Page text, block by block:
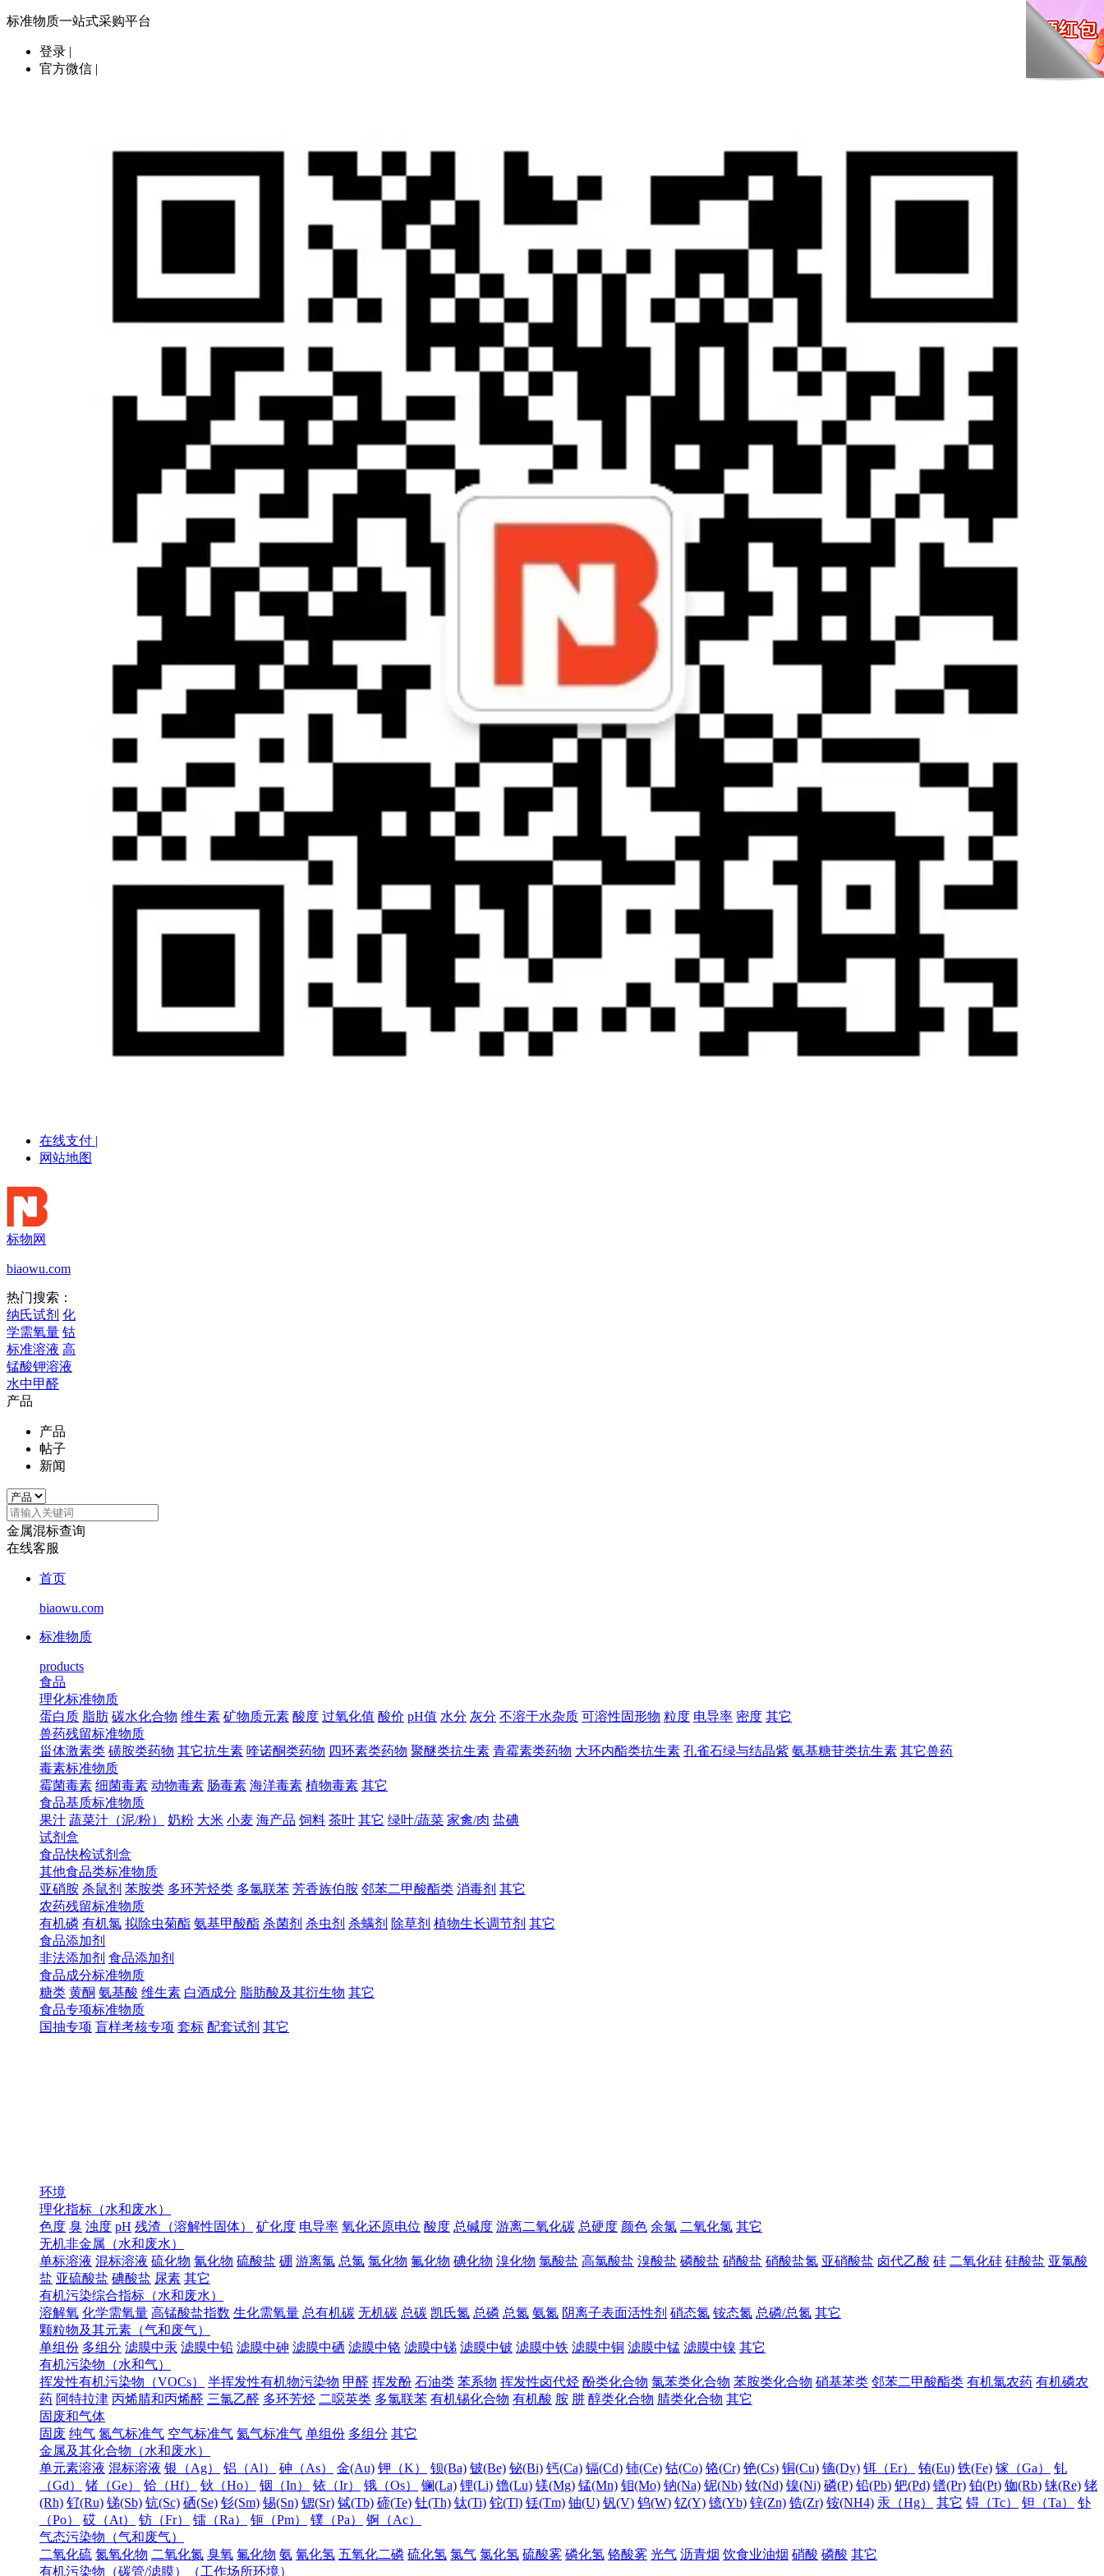
标准物质一站式采购平台
登录 |
官方微信 |
在线支付 |
网站地图
标物网
biaowu.com
热门搜索：
纳氏试剂 化
学需氧量 钴
标准溶液 高
锰酸钾溶液
水中甲醛
产品
产品
帖子
新闻
金属混标查询
在线客服
首页
biaowu.com
标准物质
products
食品
理化标准物质
蛋白质 脂肪 碳水化合物 维生素 矿物质元素 酸度 过氧化值 酸价 pH值 水分 灰分 不溶于水杂质 可溶性固形物 粒度 电导率 密度 其它
兽药残留标准物质
甾体激素类 磺胺类药物 其它抗生素 喹诺酮类药物 四环素类药物 聚醚类抗生素 青霉素类药物 大环内酯类抗生素 孔雀石绿与结晶紫 氨基糖苷类抗生素 其它兽药
毒素标准物质
霉菌毒素 细菌毒素 动物毒素 肠毒素 海洋毒素 植物毒素 其它
食品基质标准物质
果汁 蔬菜汁（泥/粉） 奶粉 大米 小麦 海产品 饲料 茶叶 其它 绿叶/蔬菜 家禽/肉 盐碘
试剂盒
食品快检试剂盒
其他食品类标准物质
亚硝胺 杀鼠剂 苯胺类 多环芳烃类 多氯联苯 芳香族伯胺 邻苯二甲酸酯类 消毒剂 其它
农药残留标准物质
有机磷 有机氯 拟除虫菊酯 氨基甲酸酯 杀菌剂 杀虫剂 杀螨剂 除草剂 植物生长调节剂 其它
食品添加剂
非法添加剂 食品添加剂
食品成分标准物质
糖类 黄酮 氨基酸 维生素 白酒成分 脂肪酸及其衍生物 其它
食品专项标准物质
国抽专项 盲样考核专项 套标 配套试剂 其它
环境
理化指标（水和废水）
色度 臭 浊度 pH 残渣（溶解性固体） 矿化度 电导率 氧化还原电位 酸度 总碱度 游离二氧化碳 总硬度 颜色 余氯 二氧化氯 其它
无机非金属（水和废水）
单标溶液 混标溶液 硫化物 氰化物 硫酸盐 硼 游离氯 总氯 氯化物 氟化物 碘化物 溴化物 氯酸盐 高氯酸盐 溴酸盐 磷酸盐 硝酸盐 硝酸盐氮 亚硝酸盐 卤代乙酸 硅 二氧化硅 硅酸盐 亚氯酸
盐 亚硫酸盐 碘酸盐 尿素 其它
有机污染综合指标（水和废水）
溶解氧 化学需氧量 高锰酸盐指数 生化需氧量 总有机碳 无机碳 总碳 凯氏氮 总磷 总氮 氨氮 阴离子表面活性剂 硝态氮 铵态氮 总磷/总氮 其它
颗粒物及其元素（气和废气）
单组份 多组分 滤膜中汞 滤膜中铅 滤膜中砷 滤膜中硒 滤膜中铬 滤膜中锑 滤膜中铍 滤膜中铁 滤膜中铜 滤膜中锰 滤膜中镍 其它
有机污染物（水和气）
挥发性有机污染物（VOCs）
半挥发性有机物污染物 甲醛 挥发酚 石油类 苯系物 挥发性卤代烃 酚类化合物 氯苯类化合物 苯胺类化合物 硝基苯类 邻苯二甲酸酯类 有机氯农药 有机磷农
药 阿特拉津 丙烯腈和丙烯醛 三氯乙醛 多环芳烃 二噁英类 多氯联苯 有机锡化合物 有机酸 胺 肼 醇类化合物 腈类化合物 其它
固废和气体
固废 纯气 氮气标准气 空气标准气 氦气标准气 单组份 多组分 其它
金属及其化合物（水和废水）
单元素溶液 混标溶液 银（Ag） 铝（Al） 砷（As） 金(Au) 钾（K） 钡(Ba) 铍(Be) 铋(Bi) 钙(Ca) 镉(Cd) 铈(Ce) 钴(Co) 铬(Cr) 铯(Cs) 铜(Cu) 镝(Dy) 铒（Er） 铕(Eu) 铁(Fe) 镓（Ga）
钆
（Gd）
锗（Ge） 铪（Hf） 钬（Ho） 铟（In） 铱（Ir） 锇（Os） 镧(La) 锂(Li) 镥(Lu) 镁(Mg) 锰(Mn) 钼(Mo) 钠(Na) 铌(Nb) 钕(Nd) 镍(Ni) 磷(P) 铅(Pb) 钯(Pd) 镨(Pr) 铂(Pt) 铷(Rb) 铼(Re) 铑
(Rh) 钌(Ru) 锑(Sb) 钪(Sc) 硒(Se) 钐(Sm) 锡(Sn) 锶(Sr) 铽(Tb) 碲(Te) 钍(Th) 钛(Ti) 铊(Tl) 铥(Tm) 铀(U) 钒(V) 钨(W) 钇(Y) 镱(Yb) 锌(Zn) 锆(Zr) 铵(NH4) 汞（Hg） 其它 锝（Tc） 钽（Ta）
钋
（Po）
砹（At） 钫（Fr） 镭（Ra） 钷（Pm） 镤（Pa）
锕（Ac）
气态污染物（气和废气）
二氧化硫 氮氧化物 二氧化氮 臭氧 氟化物 氨 氰化氢 五氧化二磷 硫化氢 氯气 氯化氢 硫酸雾 磷化氢 铬酸雾 光气 沥青烟 饮食业油烟 硝酸 磷酸 其它
有机污染物（碳管/滤膜）（工作场所环境）